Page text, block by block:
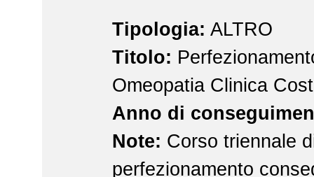
Tipologia: ALTRO
Titolo:
Omeopatia Clinica
Anno di
Note: Corso triennale
perfezionamento